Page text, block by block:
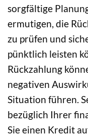
sorgfältige
ermutigen, die
zu prüfen und
pünktlich leisten
Rückzahlung
negativen
Situation führen.
bezüglich Ihrer
Sie einen Kredit